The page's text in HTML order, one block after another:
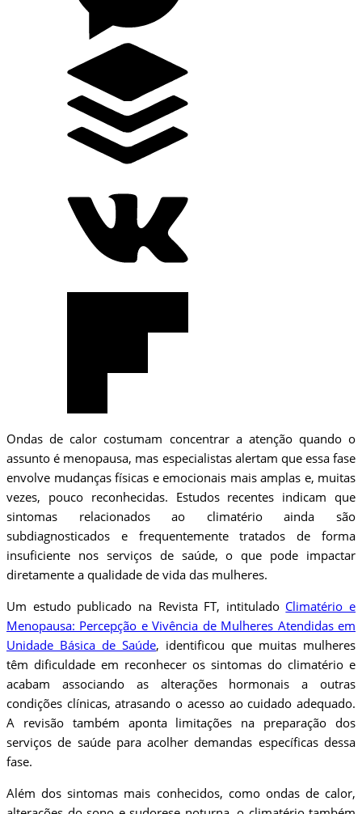
Ondas de calor costumam concentrar a atenção quando o
assunto é menopausa, mas especialistas alertam que essa fase
envolve mudanças físicas e emocionais mais amplas e, muitas
vezes, pouco reconhecidas. Estudos recentes indicam que
sintomas relacionados ao climatério ainda são
subdiagnosticados e frequentemente tratados de forma
insuficiente nos serviços de saúde, o que pode impactar
diretamente a qualidade de vida das mulheres.
Um estudo publicado na Revista FT, intitulado Climatério e
Menopausa: Percepção e Vivência de Mulheres Atendidas em
Unidade Básica de Saúde, identificou que muitas mulheres
têm dificuldade em reconhecer os sintomas do climatério e
acabam associando as alterações hormonais a outras
condições clínicas, atrasando o acesso ao cuidado adequado.
A revisão também aponta limitações na preparação dos
serviços de saúde para acolher demandas específicas dessa
fase.
Além dos sintomas mais conhecidos, como ondas de calor,